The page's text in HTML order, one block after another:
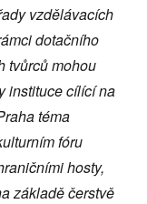
vzdělávacích
dotačního
tvůrců mohou
instituce cílící na
téma
fóru
hosty,
základě čerstvě